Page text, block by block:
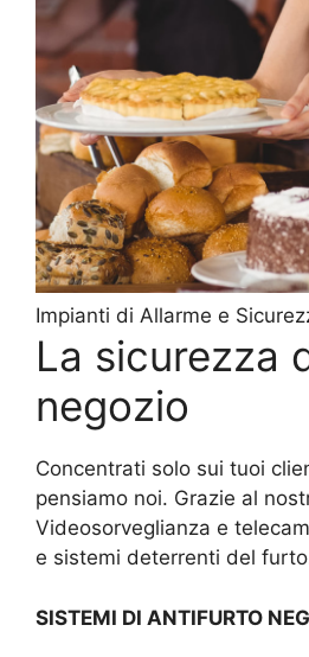
Impianti di Allarme e
La sicurezza
negozio
Concentrati solo sui tuoi
pensiamo noi. Grazie al
Videosorveglianza e
e sistemi deterrenti del
SISTEMI DI ANTIFURTO